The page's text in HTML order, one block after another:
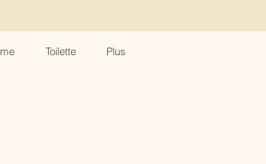
Toilette Plus